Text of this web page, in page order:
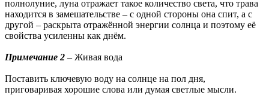
полнолуние, луна отражает такое количество света, что трава
находится в замешательстве – с одной стороны она спит, а с
другой – раскрыта отражённой энергии солнца и поэтому её
свойства усиленны как днём.
Примечание 2 – Живая вода
Поставить ключевую воду на солнце на пол дня,
приговаривая хорошие слова или думая светлые мысли.